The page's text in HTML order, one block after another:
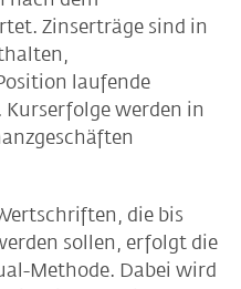
Zinserträge sind in
laufende
Kurserfolge werden in
die bis
sollen, erfolgt die
Methode. Dabei wird